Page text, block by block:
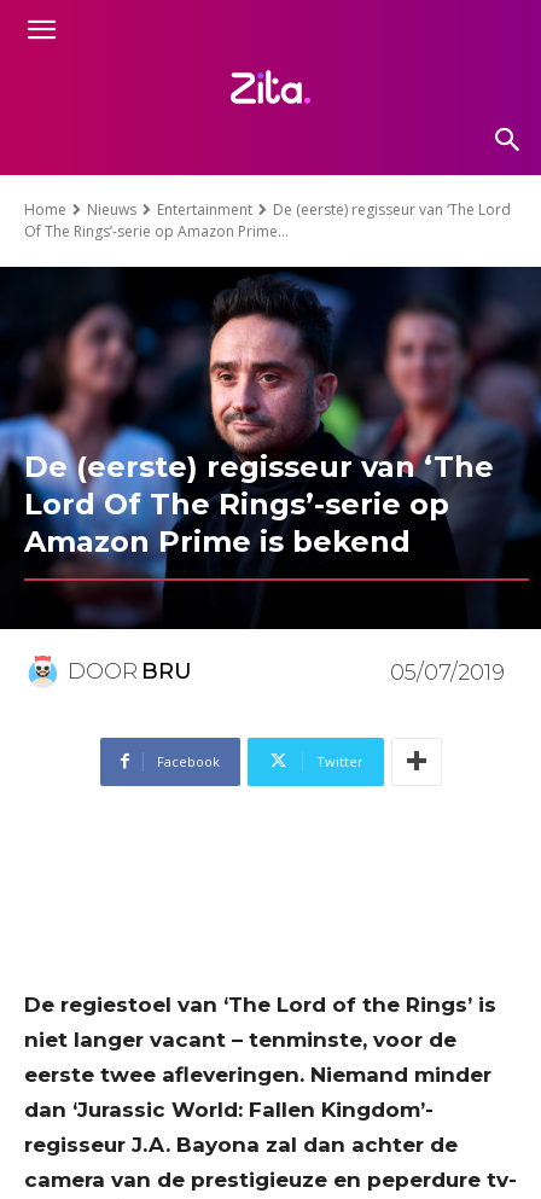
Home Nieuws Entertainment
De (eerste) regisseur van ‘The Lord
Of The Rings’-serie op Amazon Prime...
De (eerste) regisseur van ‘The
Lord Of The Rings’-serie op
Amazon Prime is bekend
DOOR BRU 05/07/2019
Facebook Twitter
De regiestoel van ‘The Lord of the Rings’ is
niet langer vacant – tenminste, voor de
eerste twee afleveringen. Niemand minder
dan ‘Jurassic World: Fallen Kingdom’-
regisseur J.A. Bayona zal dan achter de
camera van de prestigieuze en peperdure tv-